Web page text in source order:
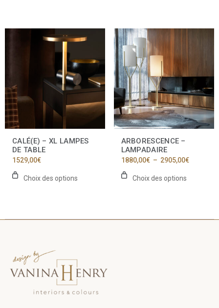
CALÉ(E) – XL LAMPES
DE TABLE
1529,00€
Choix des options
options
peuvent
être
choisies
sur
page
produit
ARBORESCENCE –
LAMPADAIRE
1880,00€ – 2905,00€Plage
Choix des options
Ce
produit
a
plusieurs
variations.
Les
options
peuvent
être
choisies
sur
page
produit